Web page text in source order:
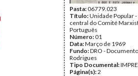
Pasta:06779.023
Título:Unidade Popular
central do Comité
Português
Número:01
Data:Março de 1969
Fundo:DRO -
Rodrigues
Tipo Documental:
Página(s):2